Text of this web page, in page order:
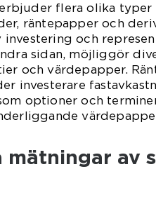
flera olika typer
räntepapper och
och
sidan, möjliggör
och värdepapper.
investerare
optioner och
mätningar av